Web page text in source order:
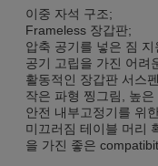
이중 자석 구조;
Frameless 장갑판;
압축 공기를 넣은 짐 지
공기 고립을 가진 어려
활동적인 장갑판 서스
작은 파형 찡그림, 높
안전 내부고정기를 위
미끄러짐 테이블 머리
을 가진 좋은